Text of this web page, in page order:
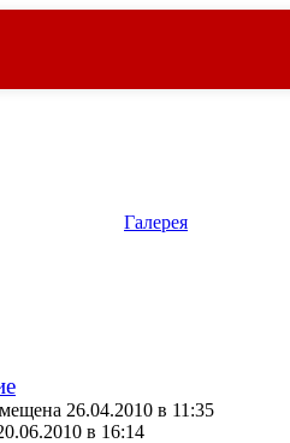
Галерея
26.04.2010 в 11:35
в 16:14